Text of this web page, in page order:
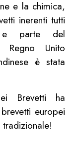
e la chimica,
inerenti tutti
e parte del
Regno Unito
è stata
Brevetti ha
europei